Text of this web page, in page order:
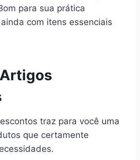
para sua prática
com itens essenciais
traz para você uma
que certamente